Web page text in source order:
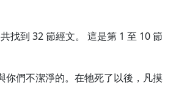
共找到 32節經文。 這是第 1 至 10 節
你們不潔淨的。在牠死了以後，凡摸